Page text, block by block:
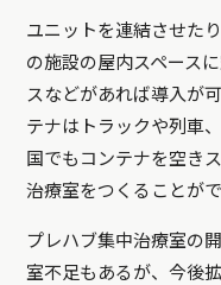
ユニットを連結させた
の施設の屋内スペース
スなどがあれば導入が
テナはトラックや列車
国でもコンテナを空き
治療室をつくることがで
プレハブ集中治療室の
室不足もあるが、今後